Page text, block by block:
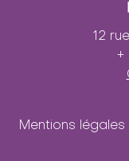
12
+
Mentions légales